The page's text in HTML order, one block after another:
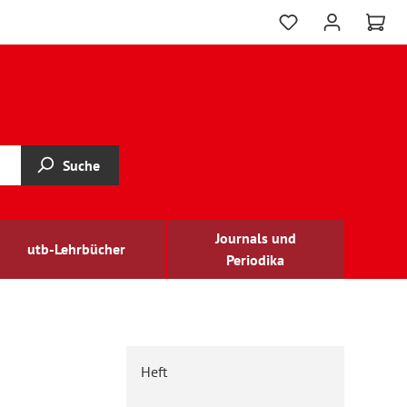
Suche
utb-Lehrbücher
Journals und
Periodika
Heft